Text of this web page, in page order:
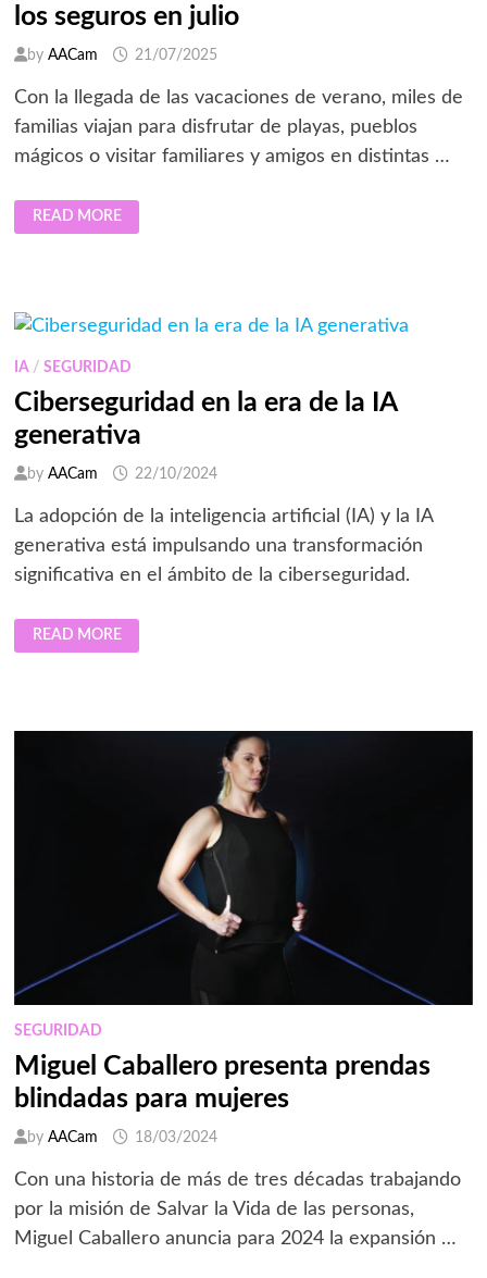
los seguros en julio
by AACam 21/07/2025
Con la llegada de las vacaciones de verano, miles de
familias viajan para disfrutar de playas, pueblos
mágicos o visitar familiares y amigos en distintas …
LAS
5
ENFERMEDADES
SEGUROS
EN
READ MORE
IA/ SEGURIDAD
Ciberseguridad en la era de la IA
generativa
by AACam 22/10/2024
La adopción de la inteligencia artificial (IA) y la IA
generativa está impulsando una transformación
significativa en el ámbito de la ciberseguridad.
CIBERSEGURIDAD
EN
LA
GENERATIVA
READ MORE
SEGURIDAD
Miguel Caballero presenta prendas
blindadas para mujeres
by AACam 18/03/2024
Con una historia de más de tres décadas trabajando
por la misión de Salvar la Vida de las personas,
Miguel Caballero anuncia para 2024 la expansión …